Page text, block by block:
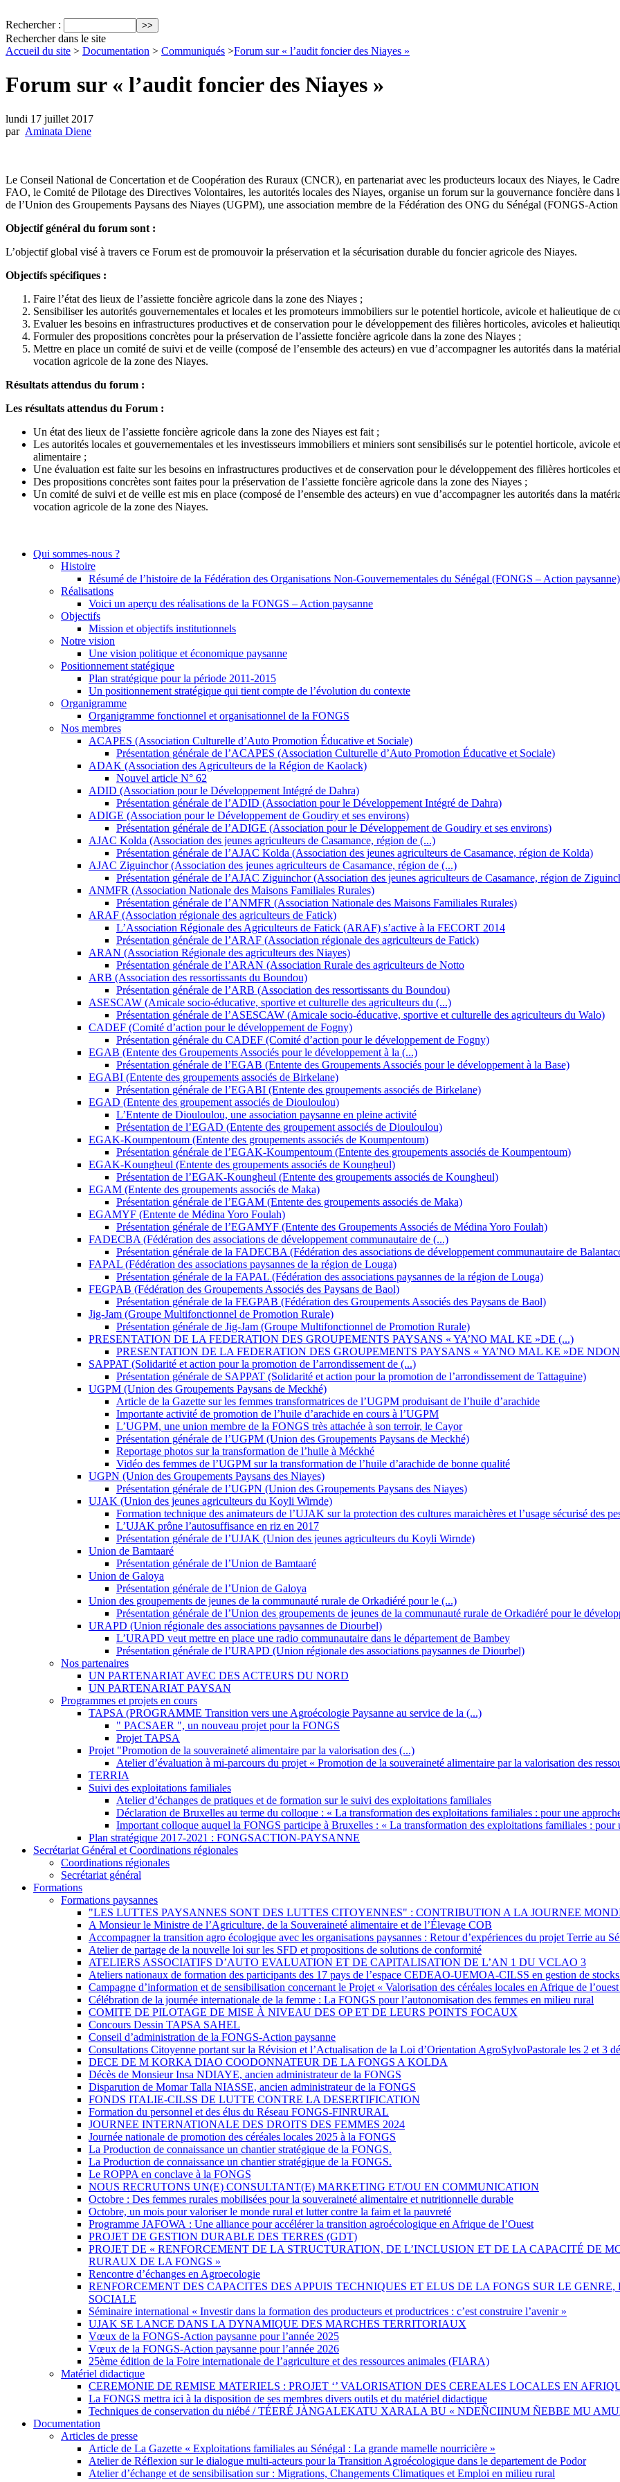
Rechercher :
Rechercher dans le site
Accueil du site > Documentation > Communiqués >Forum sur « l’audit foncier des Niayes »
Forum sur « l’audit foncier des Niayes »
lundi 17 juillet 2017
par Aminata Diene
Le Conseil National de Concertation et de Coopération des Ruraux (CNCR), en partenariat avec les producteurs locaux des Niayes, le
FAO, le Comité de Pilotage des Directives Volontaires, les autorités locales des Niayes, organise un forum sur la gouvernance foncière
de l’Union des Groupements Paysans des Niayes (UGPM), une association membre de la Fédération des ONG du Sénégal (FONGS-Action
Objectif général du forum sont :
L’objectif global visé à travers ce Forum est de promouvoir la préservation et la sécurisation durable du foncier agricole des Niayes.
Objectifs spécifiques :
Faire l’état des lieux de l’assiette foncière agricole dans la zone des Niayes ;
Sensibiliser les autorités gouvernementales et locales et les promoteurs immobiliers sur le potentiel horticole, avicole et halieutique de
Evaluer les besoins en infrastructures productives et de conservation pour le développement des filières horticoles, avicoles et
Formuler des propositions concrètes pour la préservation de l’assiette foncière agricole dans la zone des Niayes ;
Mettre en place un comité de suivi et de veille (composé de l’ensemble des acteurs) en vue d’accompagner les autorités dans la
vocation agricole de la zone des Niayes.
Résultats attendus du forum :
Les résultats attendus du Forum :
Un état des lieux de l’assiette foncière agricole dans la zone des Niayes est fait ;
Les autorités locales et gouvernementales et les investisseurs immobiliers et miniers sont sensibilisés sur le potentiel horticole, avicole
alimentaire ;
Une évaluation est faite sur les besoins en infrastructures productives et de conservation pour le développement des filières horticoles
Des propositions concrètes sont faites pour la préservation de l’assiette foncière agricole dans la zone des Niayes ;
Un comité de suivi et de veille est mis en place (composé de l’ensemble des acteurs) en vue d’accompagner les autorités dans la
vocation agricole de la zone des Niayes.
Qui sommes-nous ?
Histoire
Résumé de l’histoire de la Fédération des Organisations Non-Gouvernementales du Sénégal (FONGS – Action paysanne)
Réalisations
Voici un aperçu des réalisations de la FONGS – Action paysanne
Objectifs
Mission et objectifs institutionnels
Notre vision
Une vision politique et économique paysanne
Positionnement statégique
Plan stratégique pour la période 2011-2015
Un positionnement stratégique qui tient compte de l’évolution du contexte
Organigramme
Organigramme fonctionnel et organisationnel de la FONGS
Nos membres
ACAPES (Association Culturelle d’Auto Promotion Éducative et Sociale)
Présentation générale de l’ACAPES (Association Culturelle d’Auto Promotion Éducative et Sociale)
ADAK (Association des Agriculteurs de la Région de Kaolack)
Nouvel article N° 62
ADID (Association pour le Développement Intégré de Dahra)
Présentation générale de l’ADID (Association pour le Développement Intégré de Dahra)
ADIGE (Association pour le Développement de Goudiry et ses environs)
Présentation générale de l’ADIGE (Association pour le Développement de Goudiry et ses environs)
AJAC Kolda (Association des jeunes agriculteurs de Casamance, région de (...)
Présentation générale de l’AJAC Kolda (Association des jeunes agriculteurs de Casamance, région de Kolda)
AJAC Ziguinchor (Association des jeunes agriculteurs de Casamance, région de (...)
Présentation générale de l’AJAC Ziguinchor (Association des jeunes agriculteurs de Casamance, région de
ANMFR (Association Nationale des Maisons Familiales Rurales)
Présentation générale de l’ANMFR (Association Nationale des Maisons Familiales Rurales)
ARAF (Association régionale des agriculteurs de Fatick)
L’Association Régionale des Agriculteurs de Fatick (ARAF) s’active à la FECORT 2014
Présentation générale de l’ARAF (Association régionale des agriculteurs de Fatick)
ARAN (Association Régionale des agriculteurs des Niayes)
Présentation générale de l’ARAN (Association Rurale des agriculteurs de Notto
ARB (Association des ressortissants du Boundou)
Présentation générale de l’ARB (Association des ressortissants du Boundou)
ASESCAW (Amicale socio-éducative, sportive et culturelle des agriculteurs du (...)
Présentation générale de l’ASESCAW (Amicale socio-éducative, sportive et culturelle des agriculteurs du Walo)
CADEF (Comité d’action pour le développement de Fogny)
Présentation générale du CADEF (Comité d’action pour le développement de Fogny)
EGAB (Entente des Groupements Associés pour le développement à la (...)
Présentation générale de l’EGAB (Entente des Groupements Associés pour le développement à la Base)
EGABI (Entente des groupements associés de Birkelane)
Présentation générale de l’EGABI (Entente des groupements associés de Birkelane)
EGAD (Entente des groupement associés de Diouloulou)
L’Entente de Diouloulou, une association paysanne en pleine activité
Présentation de l’EGAD (Entente des groupement associés de Diouloulou)
EGAK-Koumpentoum (Entente des groupements associés de Koumpentoum)
Présentation générale de l’EGAK-Koumpentoum (Entente des groupements associés de Koumpentoum)
EGAK-Koungheul (Entente des groupements associés de Koungheul)
Présentation de l’EGAK-Koungheul (Entente des groupements associés de Koungheul)
EGAM (Entente des groupements associés de Maka)
Présentation générale de l’EGAM (Entente des groupements associés de Maka)
EGAMYF (Entente de Médina Yoro Foulah)
Présentation générale de l’EGAMYF (Entente des Groupements Associés de Médina Yoro Foulah)
FADECBA (Fédération des associations de développement communautaire de (...)
Présentation générale de la FADECBA (Fédération des associations de développement communautaire de
FAPAL (Fédération des associations paysannes de la région de Louga)
Présentation générale de la FAPAL (Fédération des associations paysannes de la région de Louga)
FEGPAB (Fédération des Groupements Associés des Paysans de Baol)
Présentation générale de la FEGPAB (Fédération des Groupements Associés des Paysans de Baol)
Jig-Jam (Groupe Multifonctionnel de Promotion Rurale)
Présentation générale de Jig-Jam (Groupe Multifonctionnel de Promotion Rurale)
PRESENTATION DE LA FEDERATION DES GROUPEMENTS PAYSANS « YA’NO MAL KE »DE (...)
PRESENTATION DE LA FEDERATION DES GROUPEMENTS PAYSANS « YA’NO MAL KE »DE
SAPPAT (Solidarité et action pour la promotion de l’arrondissement de (...)
Présentation générale de SAPPAT (Solidarité et action pour la promotion de l’arrondissement de Tattaguine)
UGPM (Union des Groupements Paysans de Meckhé)
Article de la Gazette sur les femmes transformatrices de l’UGPM produisant de l’huile d’arachide
Importante activité de promotion de l’huile d’arachide en cours à l’UGPM
L’UGPM, une union membre de la FONGS très attachée à son terroir, le Cayor
Présentation générale de l’UGPM (Union des Groupements Paysans de Meckhé)
Reportage photos sur la transformation de l’huile à Méckhé
Vidéo des femmes de l’UGPM sur la transformation de l’huile d’arachide de bonne qualité
UGPN (Union des Groupements Paysans des Niayes)
Présentation générale de l’UGPN (Union des Groupements Paysans des Niayes)
UJAK (Union des jeunes agriculteurs du Koyli Wirnde)
Formation technique des animateurs de l’UJAK sur la protection des cultures maraichères et l’usage sécurisé des
L’UJAK prône l’autosuffisance en riz en 2017
Présentation générale de l’UJAK (Union des jeunes agriculteurs du Koyli Wirnde)
Union de Bamtaaré
Présentation générale de l’Union de Bamtaaré
Union de Galoya
Présentation générale de l’Union de Galoya
Union des groupements de jeunes de la communauté rurale de Orkadiéré pour le (...)
Présentation générale de l’Union des groupements de jeunes de la communauté rurale de Orkadiéré pour le
URAPD (Union régionale des associations paysannes de Diourbel)
L’URAPD veut mettre en place une radio communautaire dans le département de Bambey
Présentation générale de l’URAPD (Union régionale des associations paysannes de Diourbel)
Nos partenaires
UN PARTENARIAT AVEC DES ACTEURS DU NORD
UN PARTENARIAT PAYSAN
Programmes et projets en cours
TAPSA (PROGRAMME Transition vers une Agroécologie Paysanne au service de la (...)
" PACSAER ", un nouveau projet pour la FONGS
Projet TAPSA
Projet "Promotion de la souveraineté alimentaire par la valorisation des (...)
Atelier d’évaluation à mi-parcours du projet « Promotion de la souveraineté alimentaire par la valorisation des
TERRIA
Suivi des exploitations familiales
Atelier d’échanges de pratiques et de formation sur le suivi des exploitations familiales
Déclaration de Bruxelles au terme du colloque : « La transformation des exploitations familiales : pour une
Important colloque auquel la FONGS participe à Bruxelles : « La transformation des exploitations familiales : pour
Plan stratégique 2017-2021 : FONGSACTION-PAYSANNE
Secrétariat Général et Coordinations régionales
Coordinations régionales
Secrétariat général
Formations
Formations paysannes
"LES LUTTES PAYSANNES SONT DES LUTTES CITOYENNES" : CONTRIBUTION A LA JOURNEE
A Monsieur le Ministre de l’Agriculture, de la Souveraineté alimentaire et de l’Élevage COB
Accompagner la transition agro écologique avec les organisations paysannes : Retour d’expériences du projet Terrie au
Atelier de partage de la nouvelle loi sur les SFD et propositions de solutions de conformité
ATELIERS ASSOCIATIFS D’AUTO EVALUATION ET DE CAPITALISATION DE L’AN 1 DU VCLAO 3
Ateliers nationaux de formation des participants des 17 pays de l’espace CEDEAO-UEMOA-CILSS en gestion de
Campagne d’information et de sensibilisation concernant le Projet « Valorisation des céréales locales en Afrique de
Célébration de la journée internationale de la femme : La FONGS pour l’autonomisation des femmes en milieu rural
COMITE DE PILOTAGE DE MISE À NIVEAU DES OP ET DE LEURS POINTS FOCAUX
Concours Dessin TAPSA SAHEL
Conseil d’administration de la FONGS-Action paysanne
Consultations Citoyenne portant sur la Révision et l’Actualisation de la Loi d’Orientation AgroSylvoPastorale les 2 et 3
DECE DE M KORKA DIAO COODONNATEUR DE LA FONGS A KOLDA
Décès de Monsieur Insa NDIAYE, ancien administrateur de la FONGS
Disparution de Momar Talla NIASSE, ancien administrateur de la FONGS
FONDS ITALIE-CILSS DE LUTTE CONTRE LA DESERTIFICATION
Formation du personnel et des élus du Réseau FONGS-FINRURAL
JOURNEE INTERNATIONALE DES DROITS DES FEMMES 2024
Journée nationale de promotion des céréales locales 2025 à la FONGS
La Production de connaissance un chantier stratégique de la FONGS.
La Production de connaissance un chantier stratégique de la FONGS.
Le ROPPA en conclave à la FONGS
NOUS RECRUTONS UN(E) CONSULTANT(E) MARKETING ET/OU EN COMMUNICATION
Octobre : Des femmes rurales mobilisées pour la souveraineté alimentaire et nutritionnelle durable
Octobre, un mois pour valoriser le monde rural et lutter contre la faim et la pauvreté
Programme JAFOWA : Une alliance pour accélérer la transition agroécologique en Afrique de l’Ouest
PROJET DE GESTION DURABLE DES TERRES (GDT)
PROJET DE « RENFORCEMENT DE LA STRUCTURATION, DE L’INCLUSION ET DE LA CAPACITÉ DE
RURAUX DE LA FONGS »
Rencontre d’échanges en Agroecologie
RENFORCEMENT DES CAPACITES DES APPUIS TECHNIQUES ET ELUS DE LA FONGS SUR LE
SOCIALE
Séminaire international « Investir dans la formation des producteurs et productrices : c’est construire l’avenir »
UJAK SE LANCE DANS LA DYNAMIQUE DES MARCHES TERRITORIAUX
Vœux de la FONGS-Action paysanne pour l’année 2025
Vœux de la FONGS-Action paysanne pour l’année 2026
25ème édition de la Foire internationale de l’agriculture et des ressources animales (FIARA)
Matériel didactique
CEREMONIE DE REMISE MATERIELS : PROJET ‘’ VALORISATION DES CEREALES LOCALES EN
La FONGS mettra ici à la disposition de ses membres divers outils et du matériel didactique
Techniques de conservation du niébé / TÉERÉ JÀNGALEKATU XARALA BU « NDEÑCIINUM ÑEBBE MU
Documentation
Articles de presse
Article de La Gazette « Exploitations familiales au Sénégal : La grande mamelle nourricière »
Atelier de Réflexion sur le dialogue multi-acteurs pour la Transition Agroécologique dans le departement de Podor
Atelier d’échange et de sensibilisation sur : Migrations, Changements Climatiques et Emploi en milieu rural